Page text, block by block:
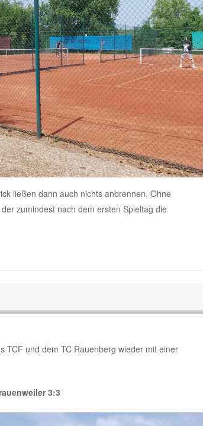
ließen dann auch nichts anbrennen. Ohne
zumindest nach dem ersten Spieltag die
TCF und dem TC Rauenberg wieder mit einer
3:3